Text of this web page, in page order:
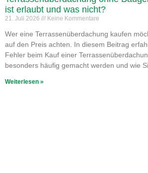
ist erlaubt und was nicht?
21. Juli 2026 Keine Kommentare
Wer eine Terrassenüberdachung kaufen
auf den Preis achten. In diesem Beitrag
Fehler beim Kauf einer
besonders häufig gemacht werden und wie
Weiterlesen »